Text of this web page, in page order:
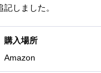
しました。
購入場所
Amazon